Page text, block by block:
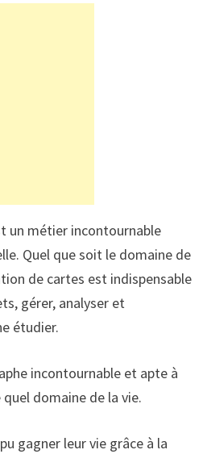
un métier incontournable
Quel que soit le domaine de
de cartes est indispensable
gérer, analyser et
étudier.
incontournable et apte à
domaine de la vie.
gagner leur vie grâce à la